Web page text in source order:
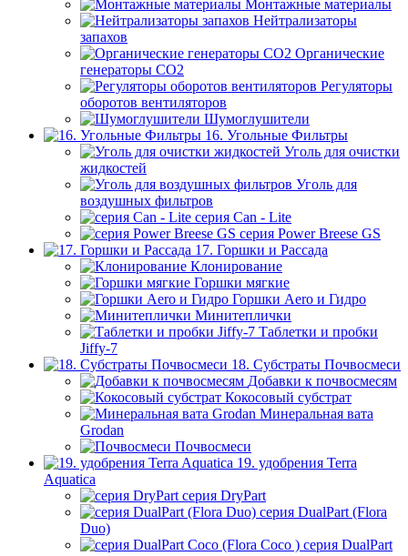
Монтажные материалы
Нейтрализаторы
запахов
Органические
генераторы СО2
Регуляторы
оборотов вентиляторов
Шумоглушители
16. Угольные Фильтры
Уголь для очистки
жидкостей
Уголь для
воздушных фильтров
серия Can - Lite
серия Power Breese GS
17. Горшки и Рассада
Клонирование
Горшки мягкие
Горшки Aero и Гидро
Минитеплички
Таблетки и пробки
Jiffy-7
18. Субстраты Почвосмеси
Добавки к почвосмесям
Кокосовый субстрат
Минеральная вата
Grodan
Почвосмеси
19. удобрения Terra
Aquatica
серия DryPart
серия DualPart (Flora
Duo)
серия DualPart